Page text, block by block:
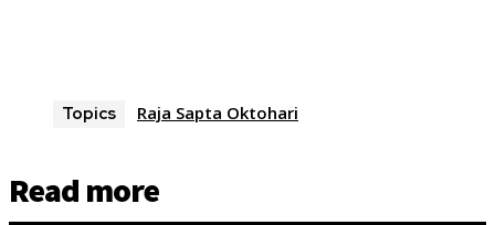
Topics Raja Sapta Oktohari
Read more